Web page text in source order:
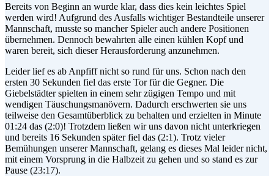
Bereits von Beginn an wurde klar, dass dies kein leichtes Spiel
werden wird! Aufgrund des Ausfalls wichtiger Bestandteile unserer
Mannschaft, musste so mancher Spieler auch andere Positionen
übernehmen. Dennoch bewahrten alle einen kühlen Kopf und
waren bereit, sich dieser Herausforderung anzunehmen.
Leider lief es ab Anpfiff nicht so rund für uns. Schon nach den
ersten 30 Sekunden fiel das erste Tor für die Gegner. Die
Giebelstädter spielten in einem sehr zügigen Tempo und mit
wendigen Täuschungsmanövern. Dadurch erschwerten sie uns
teilweise den Gesamtüberblick zu behalten und erzielten in Minute
01:24 das (2:0)! Trotzdem ließen wir uns davon nicht unterkriegen
und bereits 16 Sekunden später fiel das (2:1). Trotz vieler
Bemühungen unserer Mannschaft, gelang es dieses Mal leider nicht,
mit einem Vorsprung in die Halbzeit zu gehen und so stand es zur
Pause (23:17).